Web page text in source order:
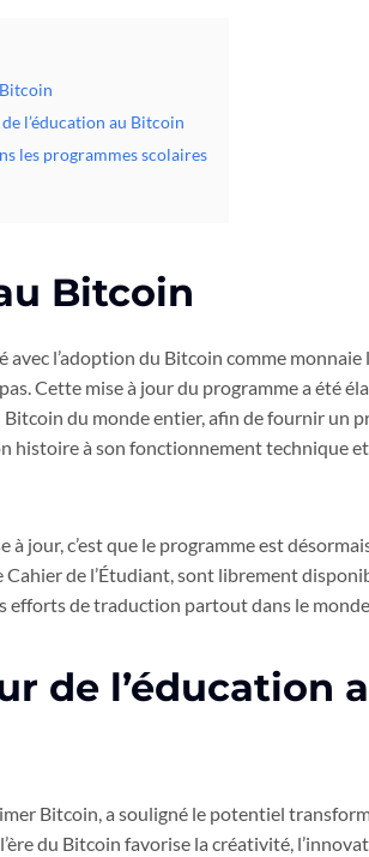
Bitcoin
l’éducation au Bitcoin
les programmes scolaires
Bitcoin
l’adoption du Bitcoin comme monnaie
Cette mise à jour du programme a été
du monde entier, afin de fournir un
histoire à son fonctionnement technique
jour, c’est que le programme est
de l’Étudiant, sont librement
efforts de traduction partout dans le monde.
de l’éducation
Bitcoin, a souligné le potentiel
du Bitcoin favorise la créativité,